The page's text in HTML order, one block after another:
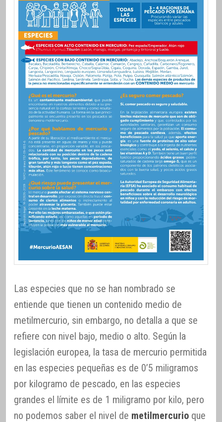
Las especies que no se han nombrado se
entiende que tienen un contenido medio de
metilmercurio, sin embargo, no detalla a que se
refiere con nivel bajo, medio o alto. Según la
legislación europea, la tasa de mercurio permitida
en las especies pequeñas es de 0’5 miligramos
por kilogramo de pescado, en las especies
grandes el límite es de 1 miligramo por kilo, pero
no podemos saber el nivel de metilmercurio que